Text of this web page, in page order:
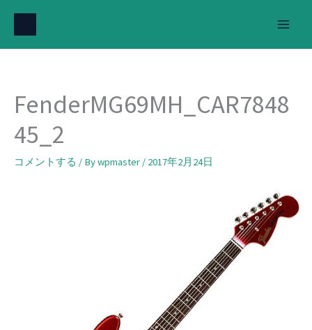
を
FenderMG69MH_CAR7848
45_2
コメントする / Bywpmaster / 2017年2月24日